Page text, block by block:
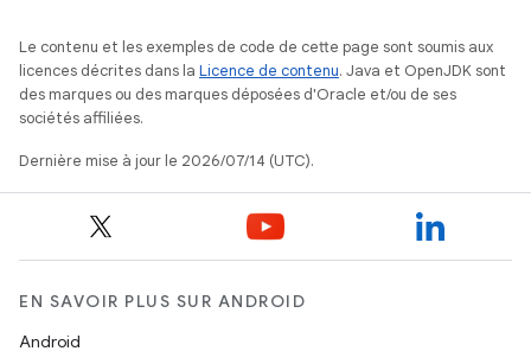
Le contenu et les exemples de code de cette page sont soumis aux
licences décrites dans la Licence de contenu. Java et OpenJDK sont
des marques ou des marques déposées d'Oracle et/ou de ses
sociétés affiliées.
Dernière mise à jour le 2026/07/14 (UTC).
EN SAVOIR PLUS SUR ANDROID
Android